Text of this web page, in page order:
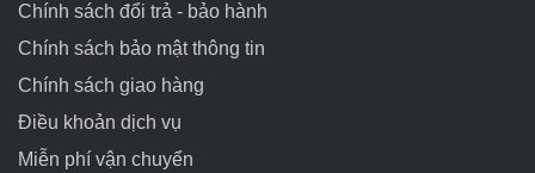
Chính sách đổi trả - bảo hành
Chính sách bảo mật thông tin
Chính sách giao hàng
Điều khoản dịch vụ
Miễn phí vận chuyển